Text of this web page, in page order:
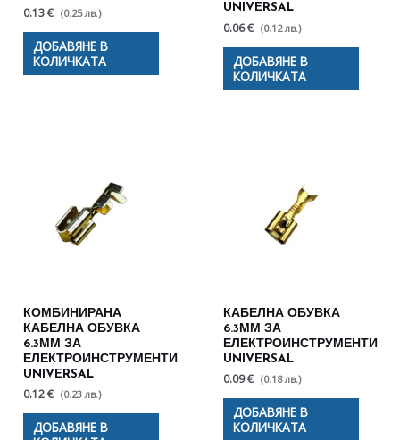
0.13 € (0.25 лв.)
ДОБАВЯНЕ В
КОЛИЧКАТА
UNIVERSAL
0.06 € (0.12 лв.)
ДОБАВЯНЕ В
КОЛИЧКАТА
КОМБИНИРАНА
КАБЕЛНА ОБУВКА
6.3ММ ЗА
ЕЛЕКТРОИНСТРУМЕНТИ
UNIVERSAL
0.12 € (0.23 лв.)
ДОБАВЯНЕ В
КАБЕЛНА ОБУВКА
6.3ММ ЗА
ЕЛЕКТРОИНСТРУМЕНТИ
UNIVERSAL
0.09 € (0.18 лв.)
ДОБАВЯНЕ В
КОЛИЧКАТА